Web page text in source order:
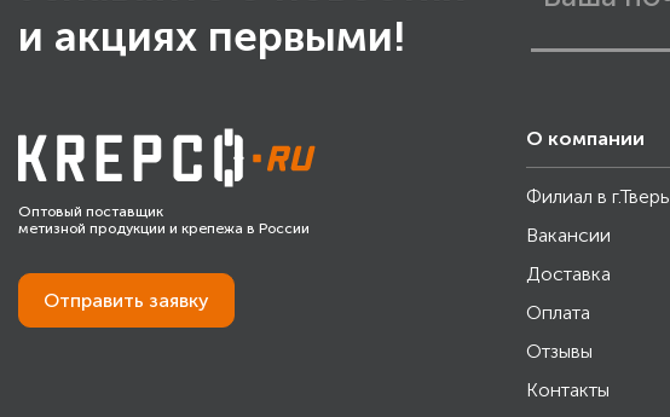
и акциях первыми!
Оптовый поставщик
метизной продукции и крепежа в России
Отправить заявку
О компании
Филиал в г.Тверь
Вакансии
Доставка
Оплата
Отзывы
Контакты